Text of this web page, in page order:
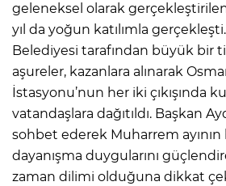
geleneksel olarak gerçekleştirilen
yıl da yoğun katılımla
Belediyesi tarafından büyük bir
aşureler, kazanlara alınarak
İstasyonu’nun her iki çıkışında
vatandaşlara dağıtıldı. Başkan
sohbet ederek Muharrem
dayanışma duygularını
zaman dilimi olduğuna dikkat